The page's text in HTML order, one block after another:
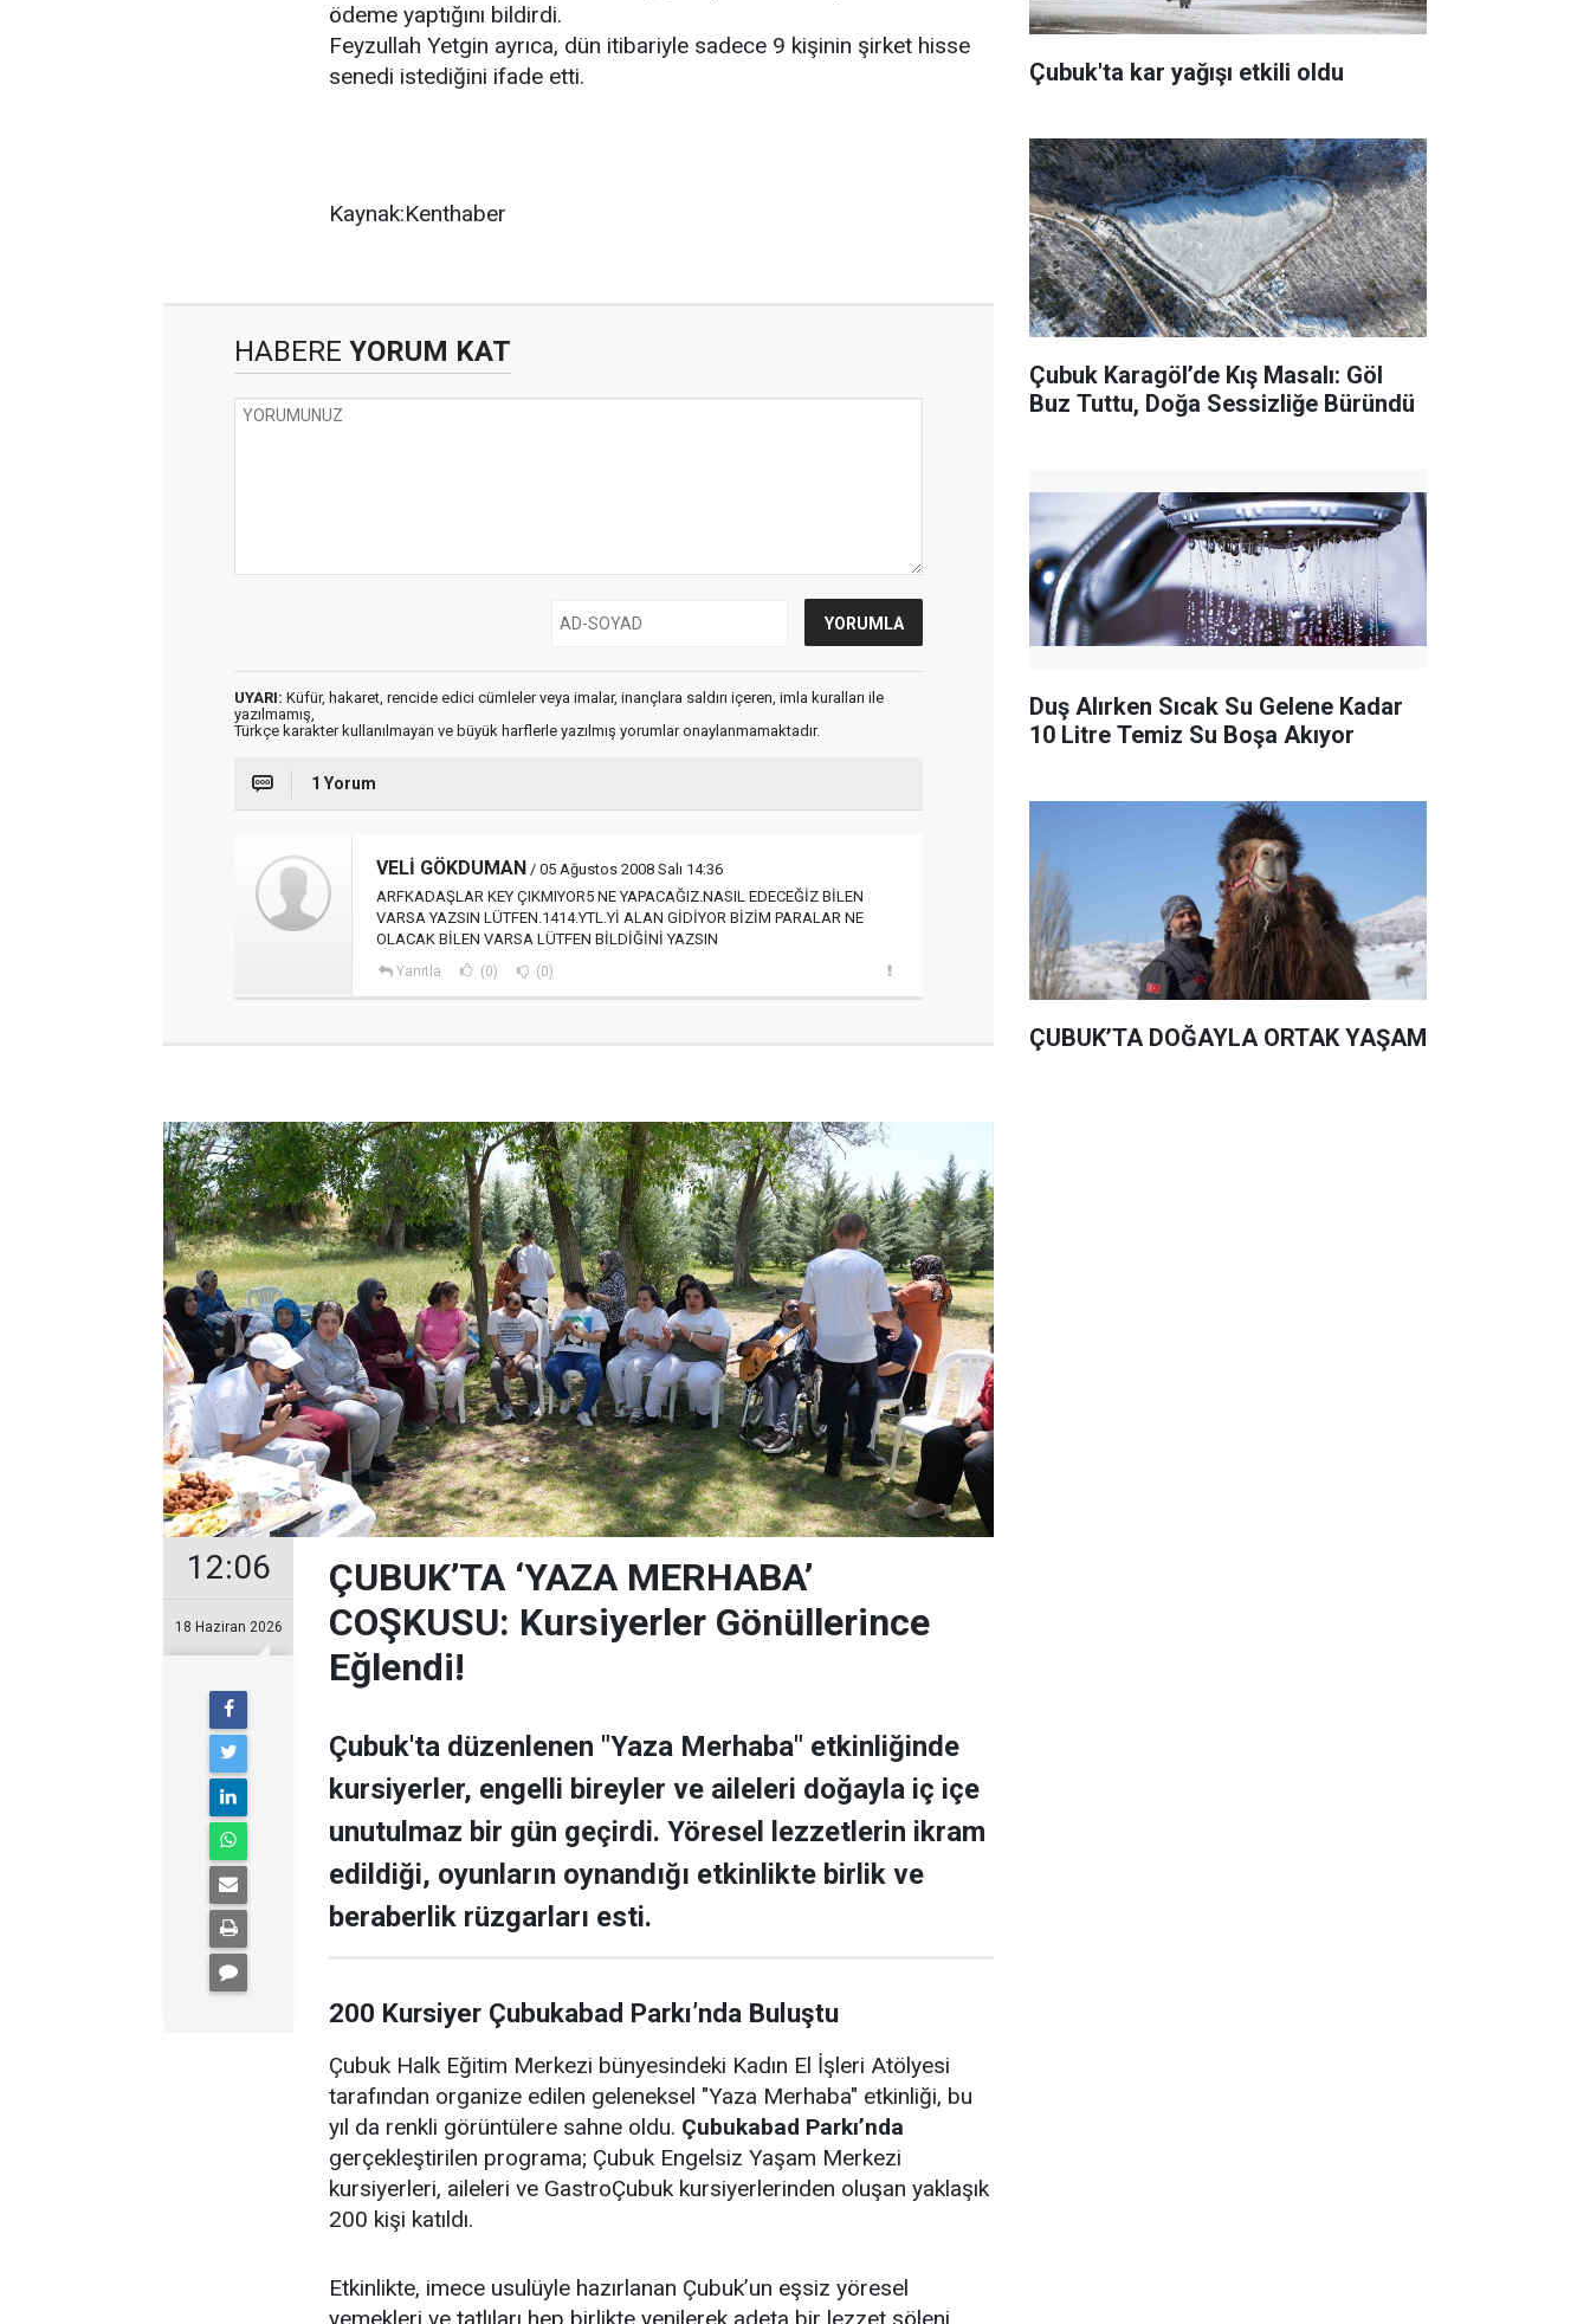
ödeme yaptığını bildirdi.
Feyzullah Yetgin ayrıca, dün itibariyle sadece 9 kişinin şirket hisse
senedi istediğini ifade etti.
Kaynak:Kenthaber
HABERE YORUM KAT
UYARI: Küfür, hakaret, rencide edici cümleler veya imalar, inançlara saldırı içeren, imla kuralları ile
yazılmamış,
Türkçe karakter kullanılmayan ve büyük harflerle yazılmış yorumlar onaylanmamaktadır.
1 Yorum
VELİ GÖKDUMAN / 05 Ağustos 2008 Salı 14:36
ARFKADAŞLAR KEY ÇIKMIYOR5 NE YAPACAĞIZ.NASIL EDECEĞİZ BİLEN
VARSA YAZSIN LÜTFEN.1414.YTL.Yİ ALAN GİDİYOR BİZİM PARALAR NE
OLACAK BİLEN VARSA LÜTFEN BİLDİĞİNİ YAZSIN
Yanıtla (0) (0)
12:06
18 Haziran 2026
ÇUBUK’TA ‘YAZA MERHABA’
COŞKUSU: Kursiyerler Gönüllerince
Eğlendi!
Çubuk'ta düzenlenen "Yaza Merhaba" etkinliğinde
kursiyerler, engelli bireyler ve aileleri doğayla iç içe
unutulmaz bir gün geçirdi. Yöresel lezzetlerin ikram
edildiği, oyunların oynandığı etkinlikte birlik ve
beraberlik rüzgarları esti.
200 Kursiyer Çubukabad Parkı’nda Buluştu
Çubuk Halk Eğitim Merkezi bünyesindeki Kadın El İşleri Atölyesi
tarafından organize edilen geleneksel "Yaza Merhaba" etkinliği, bu
yıl da renkli görüntülere sahne oldu. Çubukabad Parkı’nda
gerçekleştirilen programa; Çubuk Engelsiz Yaşam Merkezi
kursiyerleri, aileleri ve GastroÇubuk kursiyerlerinden oluşan yaklaşık
200 kişi katıldı.
Etkinlikte, imece usulüyle hazırlanan Çubuk’un eşsiz yöresel
Çubuk'ta kar yağışı etkili oldu
Çubuk Karagöl’de Kış Masalı: Göl
Buz Tuttu, Doğa Sessizliğe Büründü
Duş Alırken Sıcak Su Gelene Kadar
10 Litre Temiz Su Boşa Akıyor
ÇUBUK’TA DOĞAYLA ORTAK YAŞAM